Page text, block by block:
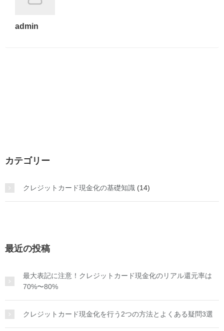
admin
カテゴリー
クレジットカード現金化の基礎知識 (14)
最近の投稿
最大表記に注意！クレジットカード現金化のリアル還元率は
70%〜80%
クレジットカード現金化を行う2つの方法とよくある疑問3選